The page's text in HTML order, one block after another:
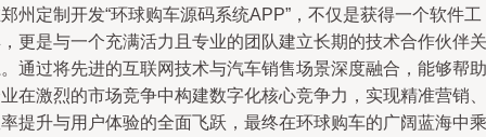
州定制开发“环球购车源码系统APP”，不仅是获得一个软件工
更是与一个充满活力且专业的团队建立长期的技术合作伙伴关
通过将先进的互联网技术与汽车销售场景深度融合，能够帮助
在激烈的市场竞争中构建数字化核心竞争力，实现精准营销、
提升与用户体验的全面飞跃，最终在环球购车的广阔蓝海中乘